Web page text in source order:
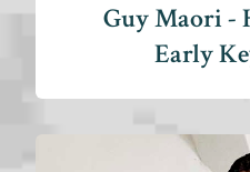
Guy Maori -
Early